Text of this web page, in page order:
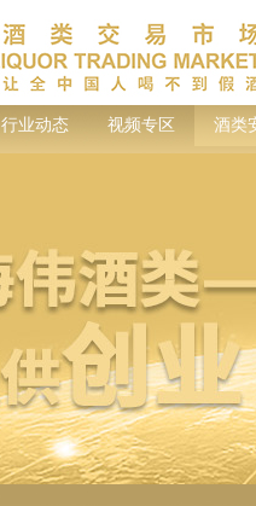
行业动态 视频专区 酒类